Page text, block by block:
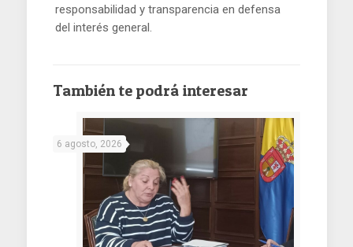
responsabilidad y transparencia en defensa
del interés general.
También te podrá interesar
6 agosto, 2026